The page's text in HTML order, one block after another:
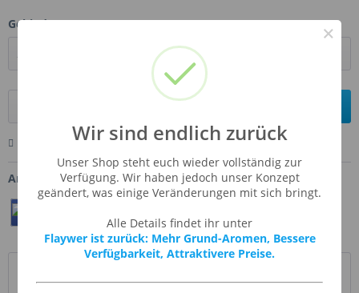
Gebinde:
In den
Bewerten Fragen zum Artikel
Artikel-Nr.: FW-HAZELN
×
Wir sind endlich zurück
Unser Shop steht euch wieder vollständig zur
Verfügung. Wir haben jedoch unser Konzept
geändert, was einige Veränderungen mit sich bringt.
Alle Details findet ihr unter
Flaywer ist zurück: Mehr Grund-Aromen, Bessere
Verfügbarkeit, Attraktivere Preise.